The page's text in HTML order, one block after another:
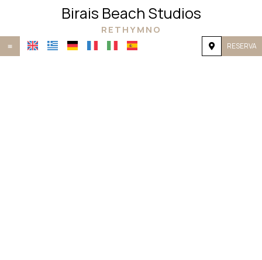
Birais Beach Studios
RETHYMNO
≡ RESERVA